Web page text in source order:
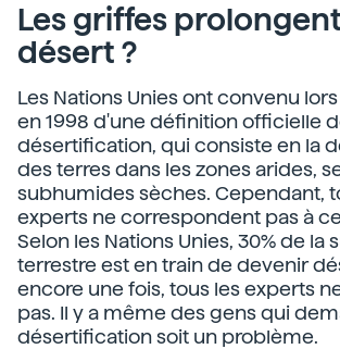
Les griffes
désert ?
Les Nations Unies ont convenu
en 1998 d'une définition officielle
désertification, qui consiste en la
des terres dans les zones arides,
subhumides sèches. Cependant,
experts ne correspondent pas à
Selon les Nations Unies, 30% de la
terrestre est en train de devenir
encore une fois, tous les experts
pas. Il y a même des gens qui
désertification soit un problème.